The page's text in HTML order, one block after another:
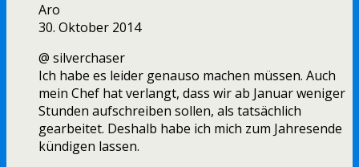
Aro
30. Oktober 2014
@ silverchaser
Ich habe es leider genauso machen müssen. Auch
mein Chef hat verlangt, dass wir ab Januar weniger
Stunden aufschreiben sollen, als tatsächlich
gearbeitet. Deshalb habe ich mich zum Jahresende
kündigen lassen.